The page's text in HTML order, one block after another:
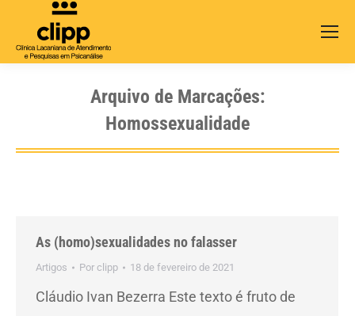
Arquivo de Marcações:
Homossexualidade
As (homo)sexualidades no falasser
Artigos Por clipp 18 de fevereiro de 2021
Cláudio Ivan Bezerra Este texto é fruto de